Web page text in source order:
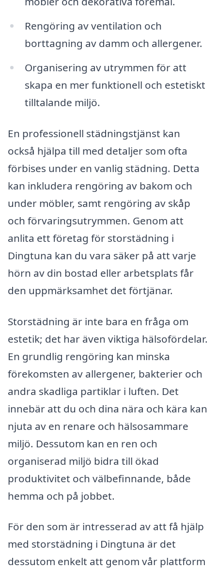
Rengöring av ventilation och
borttagning av damm och allergener.
Organisering av utrymmen för att
skapa en mer funktionell och estetiskt
tilltalande miljö.
En professionell städningstjänst kan
också hjälpa till med detaljer som ofta
förbises under en vanlig städning. Detta
kan inkludera rengöring av bakom och
under möbler, samt rengöring av skåp
och förvaringsutrymmen. Genom att
anlita ett företag för storstädning i
Dingtuna kan du vara säker på att varje
hörn av din bostad eller arbetsplats får
den uppmärksamhet det förtjänar.
Storstädning är inte bara en fråga om
estetik; det har även viktiga hälsofördelar.
En grundlig rengöring kan minska
förekomsten av allergener, bakterier och
andra skadliga partiklar i luften. Det
innebär att du och dina nära och kära kan
njuta av en renare och hälsosammare
miljö. Dessutom kan en ren och
organiserad miljö bidra till ökad
produktivitet och välbefinnande, både
hemma och på jobbet.
För den som är intresserad av att få hjälp
med storstädning i Dingtuna är det
dessutom enkelt att genom vår plattform